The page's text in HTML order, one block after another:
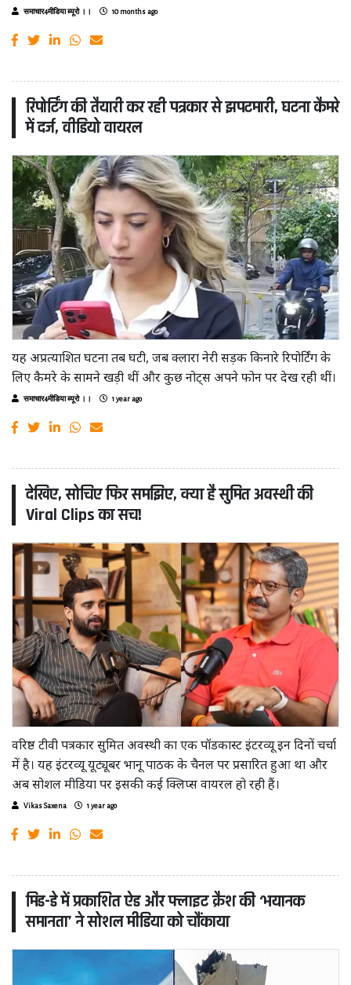
समाचार4मीडिया ब्यूरो ।। 10 months ago
रिपोर्टिंग की तैयारी कर रही पत्रकार से झपटमारी, घटना कैमरे
में दर्ज, वीडियो वायरल
यह अप्रत्याशित घटना तब घटी, जब क्लारा नेरी सड़क किनारे रिपोर्टिंग के
लिए कैमरे के सामने खड़ी थीं और कुछ नोट्स अपने फोन पर देख रही थीं।
समाचार4मीडिया ब्यूरो ।। 1 year ago
देखिए, सोचिए फिर समझिए, क्या है सुमित अवस्थी की
Viral Clips का सच!
वरिष्ठ टीवी पत्रकार सुमित अवस्थी का एक पॉडकास्ट इंटरव्यू इन दिनों चर्चा
में है। यह इंटरव्यू यूट्यूबर भानू पाठक के चैनल पर प्रसारित हुआ था और
अब सोशल मीडिया पर इसकी कई क्लिप्स वायरल हो रही हैं।
Vikas Saxena 1 year ago
मिड-डे में प्रकाशित ऐड और फ्लाइट क्रैश की ‘भयानक
समानता’ ने सोशल मीडिया को चौंकाया